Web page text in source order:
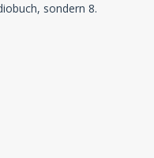
sondern 8.